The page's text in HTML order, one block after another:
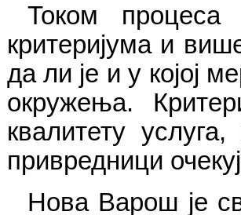
Током
критеријума и
да ли је и у којој
окружења.
квалитету
привредници
Нова Варош је